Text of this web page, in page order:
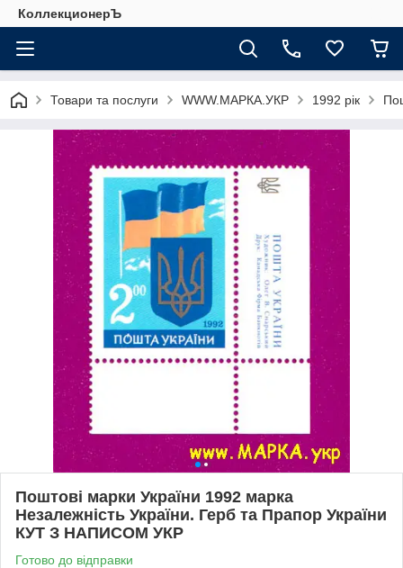
КоллекционерЪ
Товари та послуги WWW.МАРКА.УКР 1992 рік
Поштові марки України 1992 марка
Незалежність України. Герб та Прапор України
КУТ З НАПИСОМ УКР
Готово до відправки